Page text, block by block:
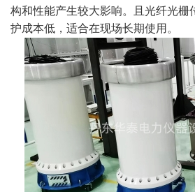
构和性能产生较大影响。且光纤光栅
护成本低，适合在现场长期使用。